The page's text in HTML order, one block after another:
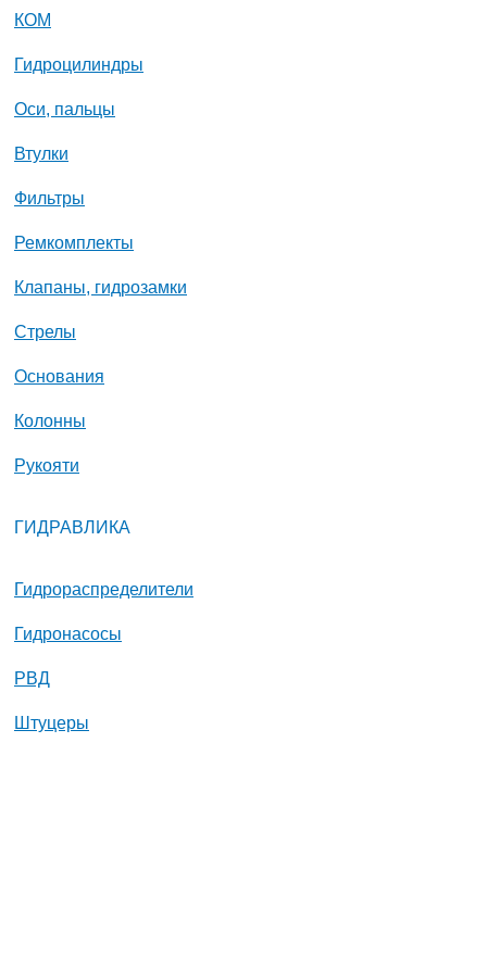
КОМ
Гидроцилиндры
Оси, пальцы
Втулки
Фильтры
Ремкомплекты
Клапаны, гидрозамки
Стрелы
Основания
Колонны
Рукояти
ГИДРАВЛИКА
Гидрораспределители
Гидронасосы
РВД
Штуцеры